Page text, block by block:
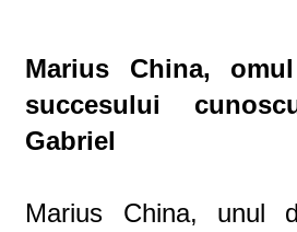
Marius China,
succesului
Gabriel
Marius China, unul